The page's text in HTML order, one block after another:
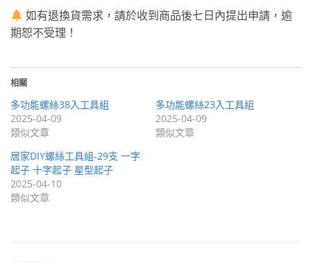
如有退換貨需求，請於收到商品後七日內提出申請，逾
期恕不受理！
相關
多功能螺絲38入工具組
2025-04-09
類似文章
多功能螺絲23入工具組
2025-04-09
類似文章
居家DIY螺絲工具組-29支 一字
起子 十字起子 星型起子
2025-04-10
類似文章